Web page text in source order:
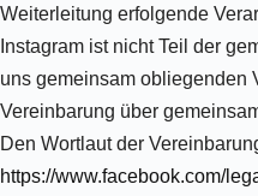
Weiterleitung erfolgende
Instagram ist nicht Teil der
uns gemeinsam obliegenden
Vereinbarung über
Den Wortlaut der
https://www.facebook.com/